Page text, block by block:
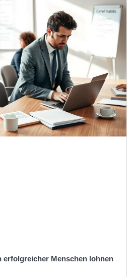
erfolgreicher Menschen lohnen